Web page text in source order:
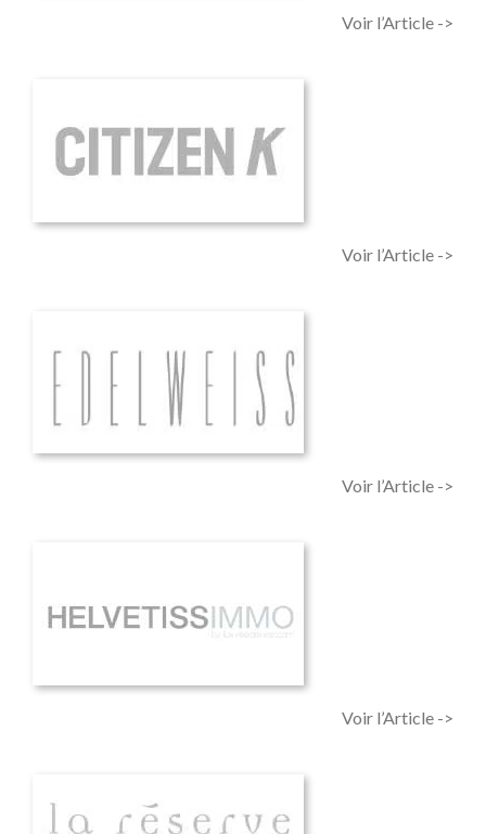
Voir l’Article ->
Voir l’Article ->
Voir l’Article ->
Voir l’Article ->